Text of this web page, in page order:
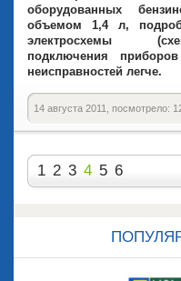
оборудованных
объемом 1,4 л,
электросхемы
подключения
неисправностей легче.
14 августа 2011, посмотрело:
1 2 3 4 5 6